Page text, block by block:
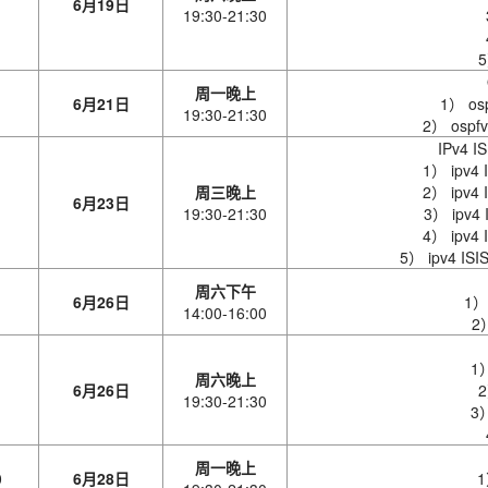
6月 19日
19:30-21:30
6月21 日 周一晚上
19:30-21:30
1）
2）
6月23日 周三晚上
19:30-21:30
IPv4
1） ipv4
2） ipv4
3） ipv4
4） ipv4
5） ipv4
6月26日 周六下午
14:00-16:00
1
2
6月26日 周六晚上
19:30-21:30
1
3
6月28日 周一晚上